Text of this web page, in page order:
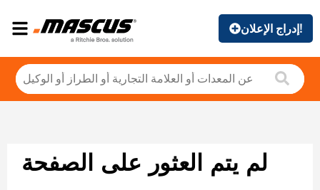
إدراج الإعلان!
لم يتم العثور على الصفحة